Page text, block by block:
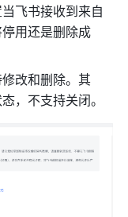
飞书接收到来自
用还是删除成
改和删除。其
，不支持关闭。